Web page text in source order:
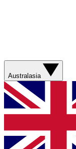
Australasia